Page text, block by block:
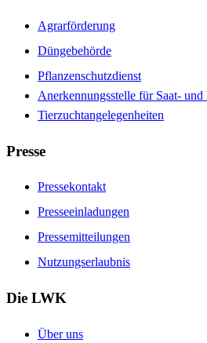
Agrarförderung
Düngebehörde
Pflanzenschutzdienst
Anerkennungsstelle für Saat- und
Tierzuchtangelegenheiten
Presse
Pressekontakt
Presseeinladungen
Pressemitteilungen
Nutzungserlaubnis
Die LWK
Über uns